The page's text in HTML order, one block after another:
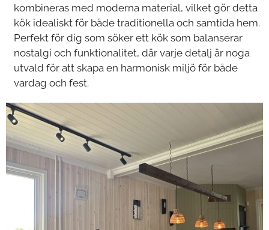
kombineras med moderna material, vilket gör detta
kök idealiskt för både traditionella och samtida hem.
Perfekt för dig som söker ett kök som balanserar
nostalgi och funktionalitet, där varje detalj är noga
utvald för att skapa en harmonisk miljö för både
vardag och fest.